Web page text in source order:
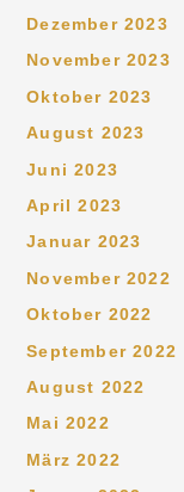
Dezember 2023
November 2023
Oktober 2023
August 2023
Juni 2023
April 2023
Januar 2023
November 2022
Oktober 2022
September 2022
August 2022
Mai 2022
März 2022